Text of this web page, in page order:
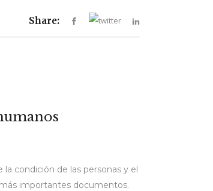
Share:
condición de las personas y el
importantes documentos.